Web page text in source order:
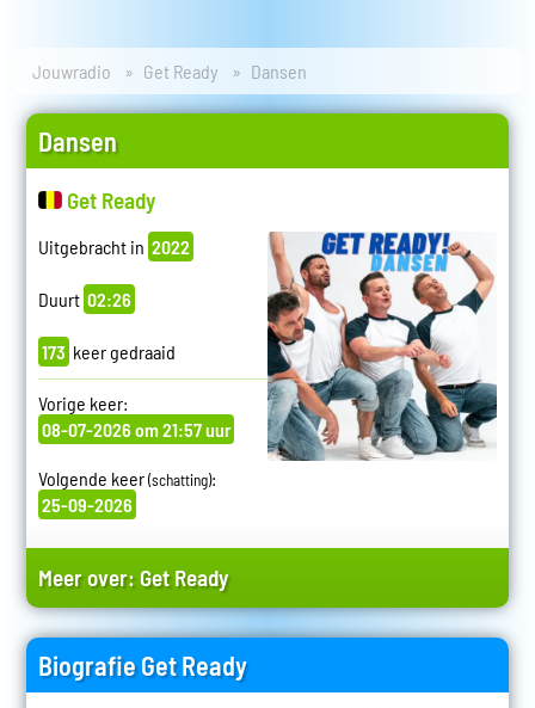
Jouwradio Get Ready Dansen
Dansen
Get Ready
Uitgebracht in 2022
Duurt 02:26
173 keer gedraaid
Vorige keer:
08-07-2026 om 21:57 uur
Volgende keer(schatting):
25-09-2026
Meer over: Get Ready
Biografie Get Ready